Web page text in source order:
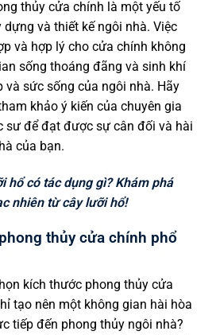
thủy cửa chính là một yếu tố
và thiết kế ngôi nhà. Việc
và hợp lý cho cửa chính không
sống thoáng đãng và sinh khí
và sức sống của ngôi nhà. Hãy
khảo ý kiến của chuyên gia
sư để đạt được sự cân đối và hài
của bạn.
hổ có tác dụng gì? Khám phá
nhiên từ cây lưỡi hổ!
thủy cửa chính phổ
kích thước phong thủy cửa
tạo nên một không gian hài hòa
tiếp đến phong thủy ngôi nhà?